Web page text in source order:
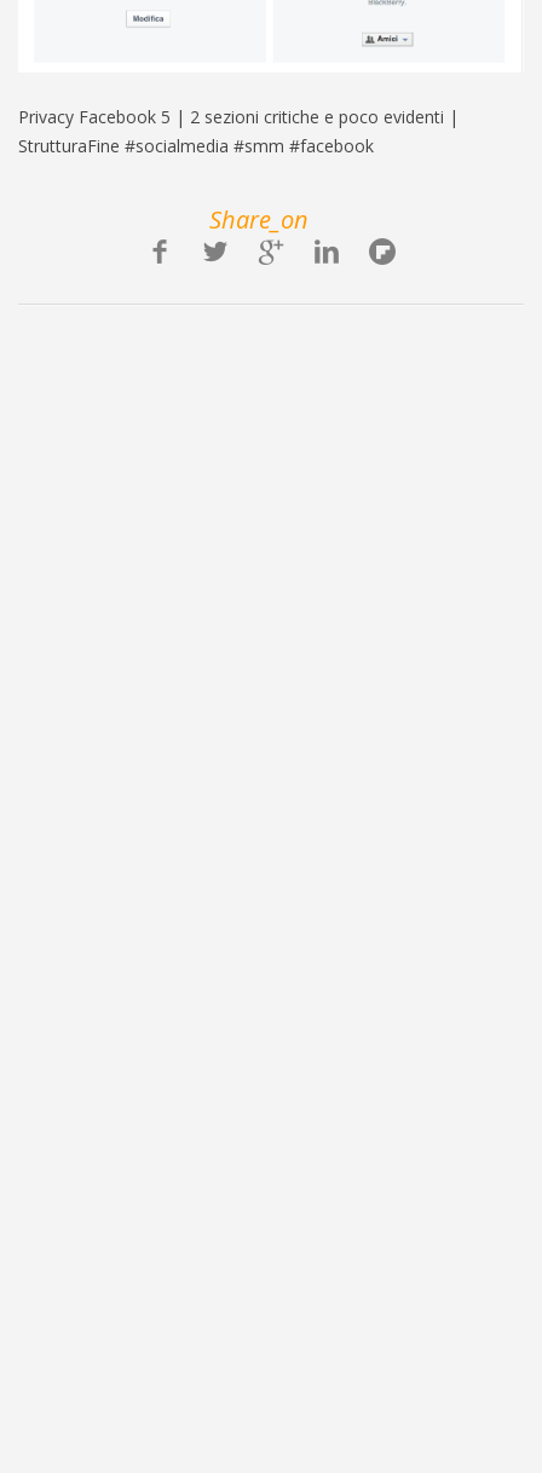
Privacy Facebook 5 | 2 sezioni critiche e poco evidenti |
StrutturaFine #socialmedia #smm #facebook
Share_on